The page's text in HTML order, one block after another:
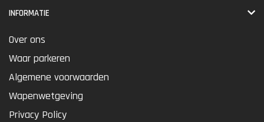
INFORMATIE
Over ons
Waar parkeren
Algemene voorwaarden
Wapenwetgeving
Privacy Policy